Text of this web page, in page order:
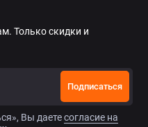
Только скидки и
Подписаться
Вы даетесогласие на